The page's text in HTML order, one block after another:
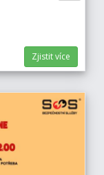
Zjistit více